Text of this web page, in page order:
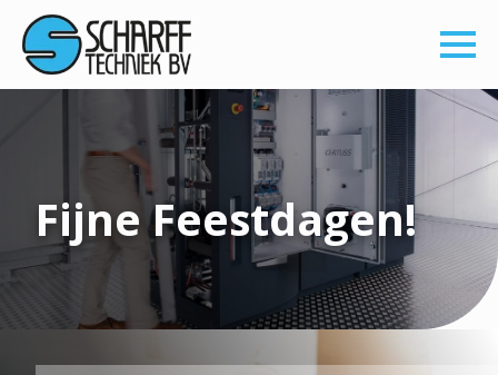
Fijne Feestdagen!